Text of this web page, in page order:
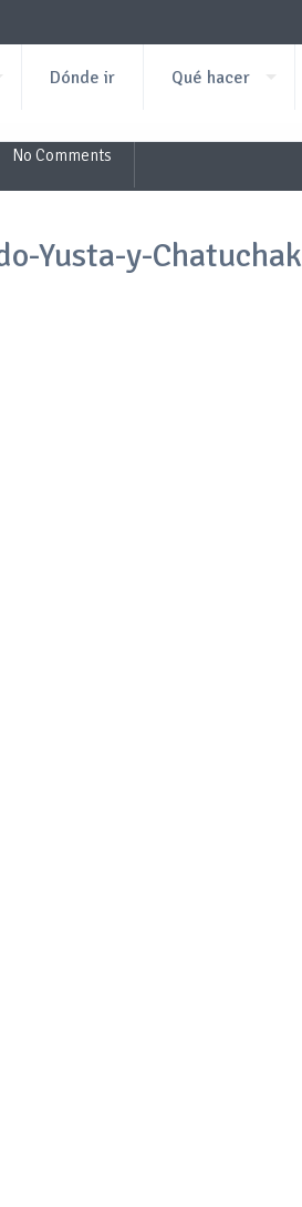
Dónde ir Qué hacer
No Comments
Yusta-y-Chatuchak